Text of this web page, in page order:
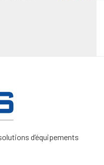
d’équipements